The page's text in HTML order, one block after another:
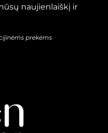
naujienlaiškį ir
prekėms